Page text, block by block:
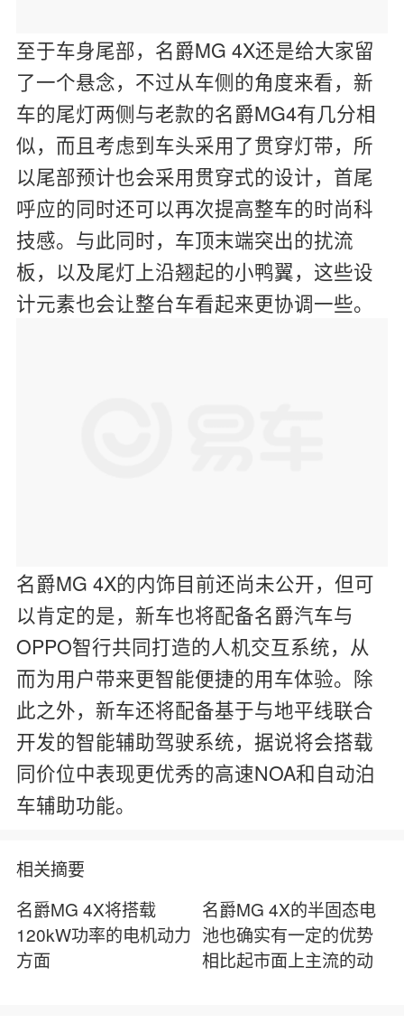
至于车身尾部，名爵MG 4X还是给大家留
了一个悬念，不过从车侧的角度来看，新
车的尾灯两侧与老款的名爵MG4有几分相
似，而且考虑到车头采用了贯穿灯带，所
以尾部预计也会采用贯穿式的设计，首尾
呼应的同时还可以再次提高整车的时尚科
技感。与此同时，车顶末端突出的扰流
板，以及尾灯上沿翘起的小鸭翼，这些设
计元素也会让整台车看起来更协调一些。
名爵MG 4X的内饰目前还尚未公开，但可
以肯定的是，新车也将配备名爵汽车与
OPPO智行共同打造的人机交互系统，从
而为用户带来更智能便捷的用车体验。除
此之外，新车还将配备基于与地平线联合
开发的智能辅助驾驶系统，据说将会搭载
同价位中表现更优秀的高速NOA和自动泊
车辅助功能。
相关摘要
名爵MG 4X将搭载
120kW功率的电机动力
方面
名爵MG 4X的半固态电
池也确实有一定的优势
相比起市面上主流的动